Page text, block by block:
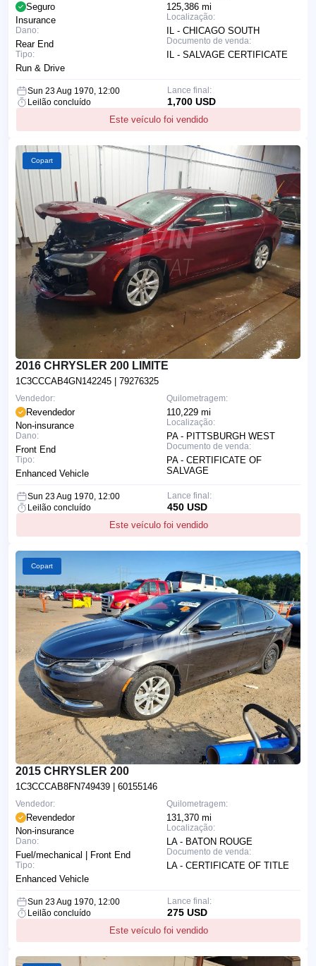
125,386 mi
Localização:
IL - CHICAGO SOUTH
Documento de venda:
IL - SALVAGE CERTIFICATE
Seguro
Insurance
Dano:
Rear End
Tipo:
Run & Drive
Sun 23 Aug 1970, 12:00
Leilão concluído
Este veículo foi vendido
Lance final:
1,700 USD
Copart
2016 CHRYSLER 200 LIMITE
1C3CCCAB4GN142245 | 79276325
Quilometragem:
110,229 mi
Localização:
PA - PITTSBURGH WEST
Documento de venda:
PA - CERTIFICATE OF
SALVAGE
Vendedor:
Revendedor
Non-insurance
Dano:
Front End
Tipo:
Enhanced Vehicle
Sun 23 Aug 1970, 12:00
Leilão concluído
Este veículo foi vendido
Lance final:
450 USD
Copart
2015 CHRYSLER 200
1C3CCCAB8FN749439 | 60155146
Quilometragem:
131,370 mi
Localização:
LA - BATON ROUGE
Documento de venda:
LA - CERTIFICATE OF TITLE
Vendedor:
Revendedor
Non-insurance
Dano:
Fuel/mechanical | Front End
Tipo:
Enhanced Vehicle
Sun 23 Aug 1970, 12:00
Leilão concluído
Este veículo foi vendido
Lance final:
275 USD